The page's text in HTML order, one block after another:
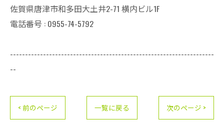
佐賀県唐津市和多田大土井2-71 横内ビル1F
電話番号 : 0955-74-5792
--------------------------------------------------------------------
--
< 前のページ 一覧に戻る 次のページ >